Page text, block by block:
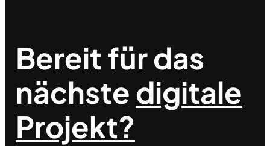
Bereit für das
nächstedigitale
Projekt?